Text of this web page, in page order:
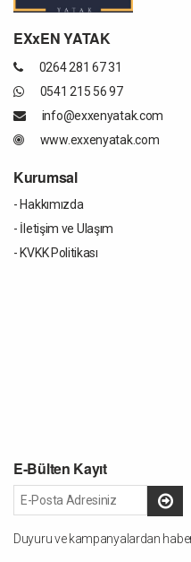
EXxEN YATAK
0264 281 67 31
0541 215 56 97
info@exxenyatak.com
www.exxenyatak.com
Kurumsal
- Hakkımızda
- İletişim ve Ulaşım
- KVKK Politikası
E-Bülten Kayıt
Duyuru ve kampanyalardan